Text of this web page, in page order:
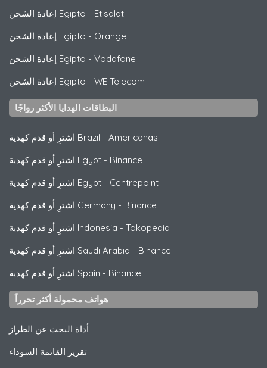
إعادة الشحن Egipto - Etisalat
إعادة الشحن Egipto - Orange
إعادة الشحن Egipto - Vodafone
إعادة الشحن Egipto - WE Telecom
البطاقات الهدايا الأكثر رواجًا
اشترِ أو قدم كهدية Brazil - Americanas
اشترِ أو قدم كهدية Egypt - Binance
اشترِ أو قدم كهدية Egypt - Centrepoint
اشترِ أو قدم كهدية Germany - Binance
اشترِ أو قدم كهدية Indonesia - Tokopedia
اشترِ أو قدم كهدية Saudi Arabia - Binance
اشترِ أو قدم كهدية Spain - Binance
هواتف محمولة أكثر تحرراً
أداة البحث عن الطراز
تقرير القائمة السوداء